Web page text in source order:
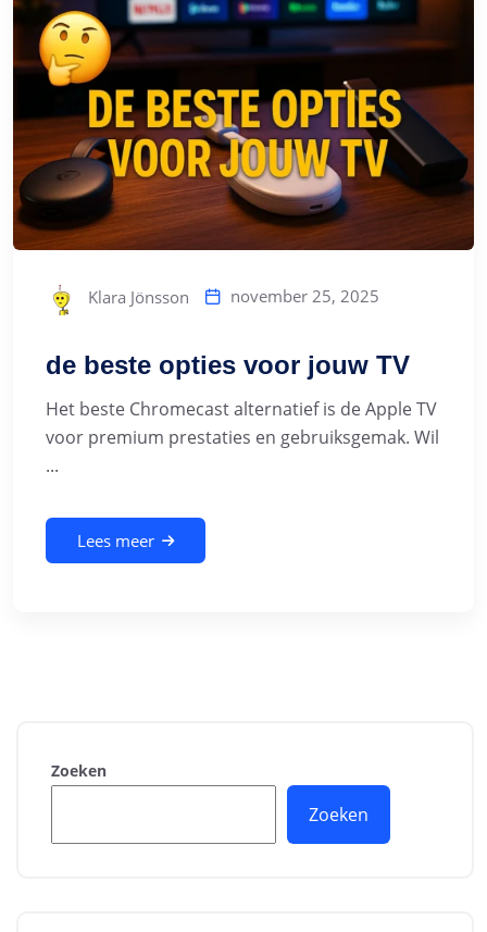
Klara Jönsson november 25, 2025
de beste opties voor jouw TV
Het beste Chromecast alternatief is de Apple TV
voor premium prestaties en gebruiksgemak. Wil
...
Lees meer
Zoeken
Zoeken